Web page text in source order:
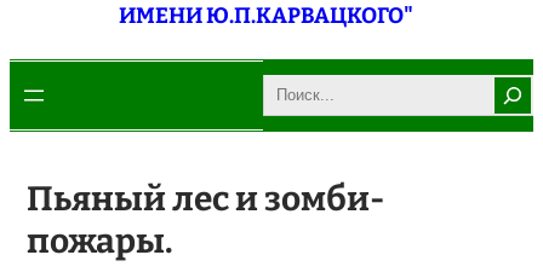
ИМЕНИ Ю.П.КАРВАЦКОГО"
Search
Пьяный лес и зомби-
пожары.